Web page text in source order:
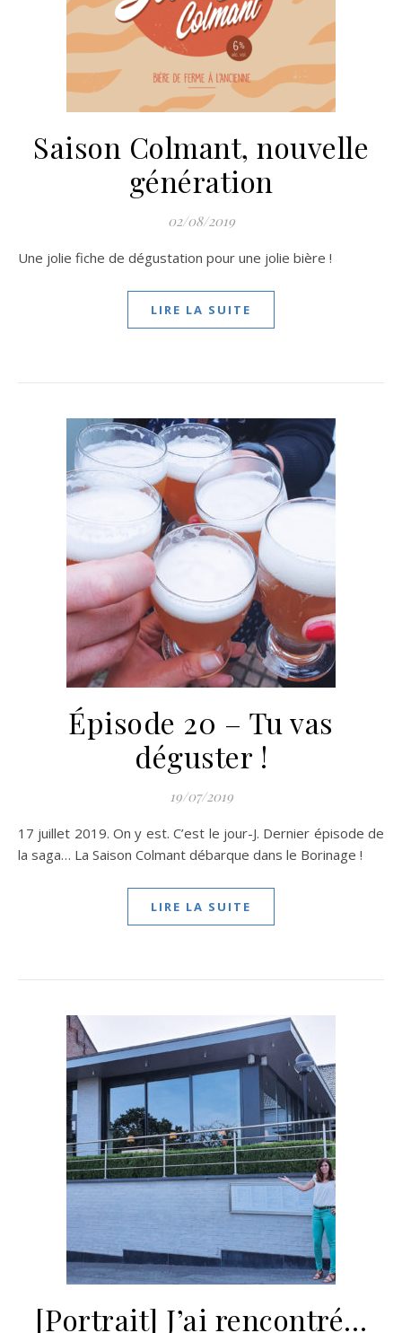
Saison Colmant, nouvelle
génération
02/08/2019
Une jolie fiche de dégustation pour une jolie bière !
LIRE LA SUITE
Épisode 20 – Tu vas
déguster !
19/07/2019
17 juillet 2019. On y est. C’est le jour-J. Dernier épisode de
la saga… La Saison Colmant débarque dans le Borinage !
LIRE LA SUITE
[Portrait] J’ai rencontré…